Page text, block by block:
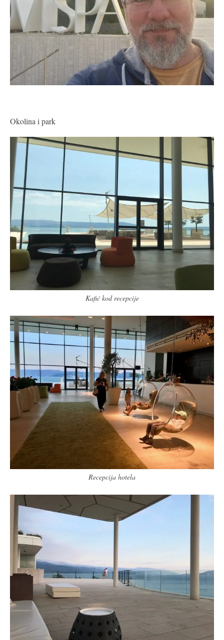
Okolina i park
Kafić kod recepcije
Recepcija hotela